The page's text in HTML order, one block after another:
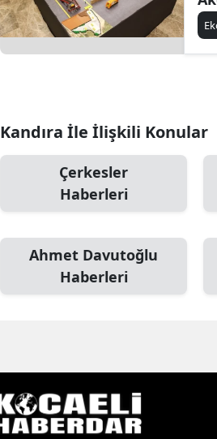
Kandıra İle İlişkili Konular
Çerkesler
Haberleri
Ahmet Davutoğlu
Haberleri